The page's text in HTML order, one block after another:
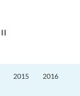
2015 2016